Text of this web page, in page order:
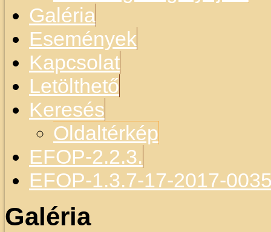
Galéria
Események
Kapcsolat
Letölthető
Keresés
Oldaltérkép
EFOP-2.2.3.
EFOP-1.3.7-17-2017-
Galéria